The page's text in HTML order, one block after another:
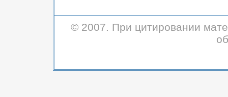
© 2007. При цитировании